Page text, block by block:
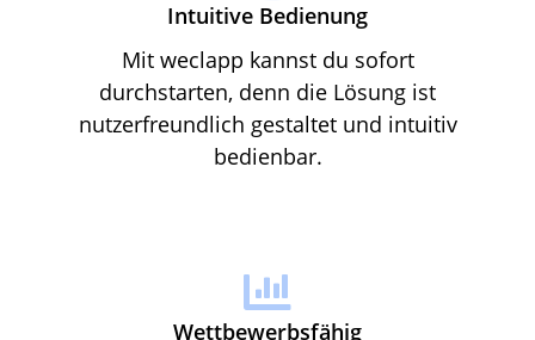
Intuitive Bedienung
Mit weclapp kannst du sofort
durchstarten, denn die Lösung ist
nutzerfreundlich gestaltet und intuitiv
bedienbar.
Wettbewerbsfähig